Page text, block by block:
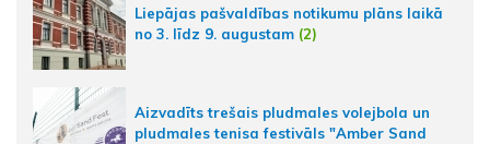
Liepājas pašvaldības notikumu plāns laikā
no 3. līdz 9. augustam (2)
Aizvadīts trešais pludmales volejbola un
pludmales tenisa festivāls "Amber Sand